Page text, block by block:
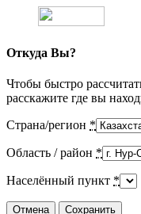
Откуда Вы?
Чтобы быстро
расскажите где вы
Страна/регион *
Область / район *
Населённый пункт *
Отмена Сохранить